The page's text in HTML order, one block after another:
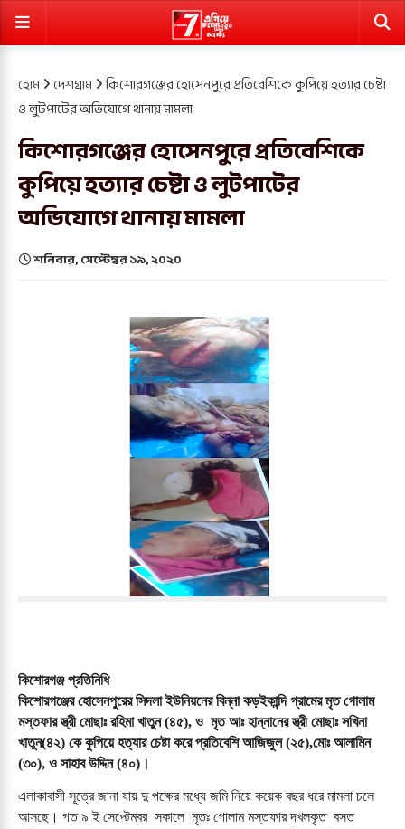
হোম দেশগ্রাম কিশোরগঞ্জের হোসেনপুরে প্রতিবেশিকে কুপিয়ে হত্যার চেষ্টা
ও লুটপাটের অভিযোগে থানায় মামলা
কিশোরগঞ্জের হোসেনপুরে প্রতিবেশিকে
কুপিয়ে হত্যার চেষ্টা ও লুটপাটের
অভিযোগে থানায় মামলা
শনিবার, সেপ্টেম্বর ১৯, ২০২০
কিশোরগঞ্জ প্রতিনিধি
কিশোরগঞ্জের হোসেনপুরের সিদলা ইউনিয়নের বিন্না কড়ইকান্দি গ্রামের মৃত গোলাম
মস্তফার স্ত্রী মোছাঃ রহিমা খাতুন (৪৫), ও  মৃত আঃ হান্নানের স্ত্রী মোছাঃ সখিনা
খাতুন(৪২) কে কুপিয়ে হত্যার চেষ্টা করে প্রতিবেশি আজিজুল (২৫),মোঃ আলামিন
(৩০), ও সাহাব উদ্দিন (৪০)।
এলাকাবাসী সূত্রে জানা যায় দু পক্ষের মধ্যে জমি নিয়ে কয়েক বছর ধরে মামলা চলে
আসছে। গত ৯ ই সেপ্টেম্বর  সকালে  মৃতঃ গোলাম মস্তফার দখলকৃত  বসত